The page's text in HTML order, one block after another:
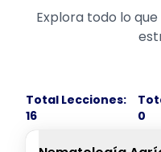
Explora todo lo
Total Lecciones:
16
0